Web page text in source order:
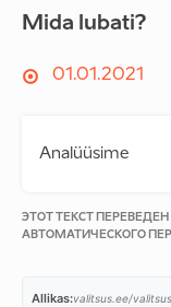
Mida lubati?
01.01.2021
Analüüsime
ЭТОТ ТЕКСТ
АВТОМАТИЧЕСКОГО
Allikas: